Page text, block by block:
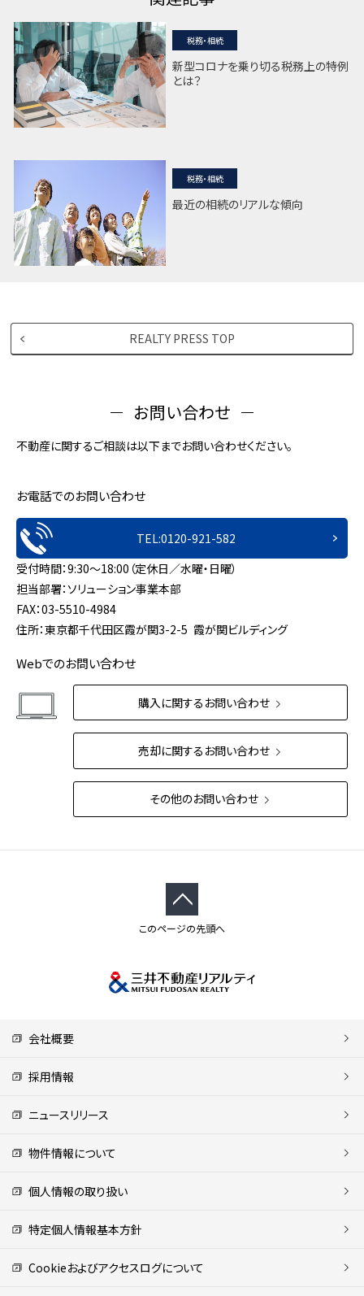
税務・相続
新型コロナを乗り切る税務上の特例
とは？
税務・相続
最近の相続のリアルな傾向
REALTY PRESS TOP
お問い合わせ
不動産に関するご相談は以下までお問い合わせください。
お電話でのお問い合わせ
TEL:0120-921-582
受付時間：9:30～18:00（定休日／水曜・日曜）
担当部署：ソリューション事業本部
FAX：03-5510-4984
住所：東京都千代田区霞が関3-2-5 霞が関ビルディング
Webでのお問い合わせ
購入に関するお問い合わせ
売却に関するお問い合わせ
その他のお問い合わせ
このページの先頭へ
会社概要
採用情報
ニュースリリース
物件情報について
個人情報の取り扱い
特定個人情報基本方針
Cookieおよびアクセスログについて